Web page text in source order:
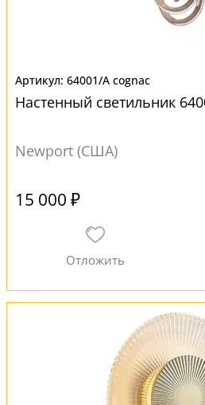
64001/A cognac
Настенный светильник
Newport (США)
15 000 ₽